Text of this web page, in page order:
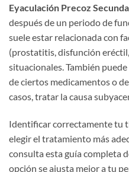
Eyaculación Precoz
después de un periodo de
suele estar relacionada con
(prostatitis, disfunción
situacionales. También
de ciertos medicamentos o
casos, tratar la causa
Identificar correctamente tu
elegir el tratamiento más
consulta esta guía completa
opción se ajusta mejor a tu